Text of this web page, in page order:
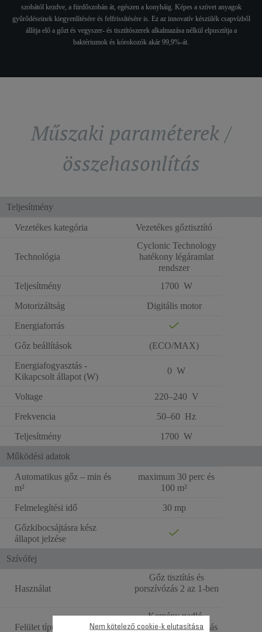
szobától kezdve, a fürdőszobán át, egészen a konyháig. Képes a szövet anyagok
gyűrődéseinek kiegyenlítésére és felfrissítésére is. Ez az innovatív készülék csapvízből
állítja elő a gőzt és vegyszer- és tisztítószerek alkalmazása nélkül elpusztítja a
baktériumok és kórokozók akár 99,9%-át.
Műszaki paraméterek /
összehasonlítás
Teljesítmény
Vezetékes kategória Vezetékes gőztisztító
Technológia
Cyclonic Technology
hatékony légáramlat
rendszer
Teljesítmény
1700 W
Motorizáltság
Digitális motor
Energiaforrás
Gőz beállítások
(ECO/MAX)
Energiafogyasztás -
Kikapcsolt állapot (W)
0 W
Voltage
220–240 V
Frekvencia
50–60 Hz
Teljesítmény
1700 W
Működési adatok
Automatikus gőz – min és
m²
maximum 30 perc és
100 m²
Felmelegítési idő
30 mp
Gőzkibocsájtásra kész
állapot jelzése
Szívófej
Használat
Gőz tisztítás és
porszívózás 2 az 1-ben
Felület típusa
Kemény padló,
szőnyeg, ablak és más
Nem kötelező cookie-k elutasítása